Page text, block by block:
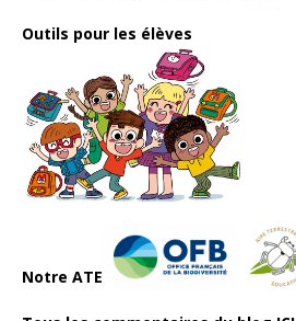
Outils pour les élèves
Notre ATE